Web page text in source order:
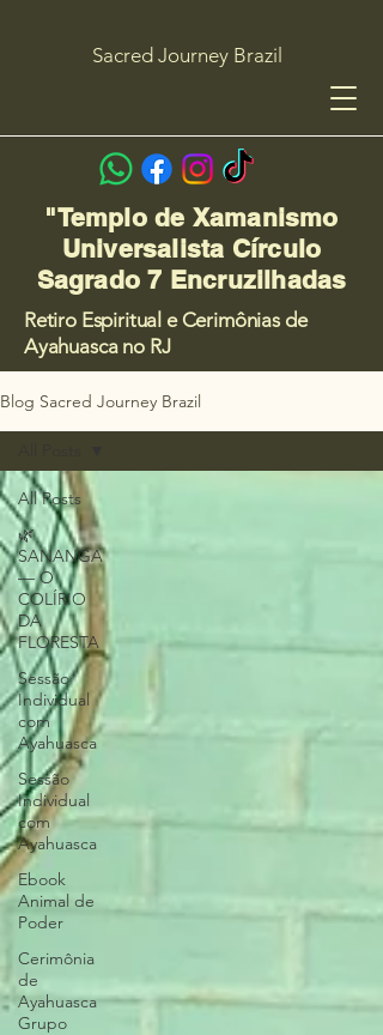
Sacred Journey Brazil
Retiro Espiritual e Cerimônias de
Ayahuasca no RJ
"Templo de Xamanismo
Universalista Círculo
Sagrado 7 Encruzilhadas
Blog Sacred Journey Brazil
All Posts
🌿
SANANGA
— O
COLÍRIO
DA
FLORESTA
Sessão
Individual
com
Ayahuasca
Sessão
Individual
com
Ayahuasca
Ebook
Animal de
Poder
Cerimônia
de
Ayahuasca
Grupo